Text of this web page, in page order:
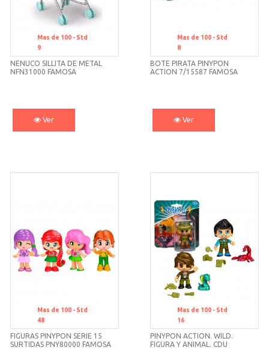
Mas de 100 - Std
9
NENUCO SILLITA DE METAL
NFN31000 FAMOSA
Ver
Mas de 100 - Std
8
BOTE PIRATA PINYPON
ACTION 7/15587 FAMOSA
Ver
Mas de 100 - Std
48
FIGURAS PINYPON SERIE 15
SURTIDAS PNY80000 FAMOSA
Mas de 100 - Std
16
PINYPON ACTION. WILD.
FIGURA Y ANIMAL. CDU